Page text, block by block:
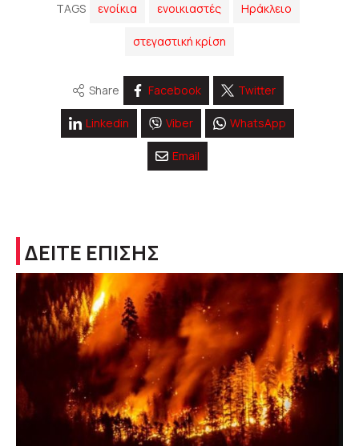
TAGS ενοίκια ενοικιαστές Ηράκλειο
στεγαστική κρίση
Share Facebook Twitter
Linkedin Viber WhatsApp
Email
ΔΕΙΤΕ ΕΠΙΣΗΣ